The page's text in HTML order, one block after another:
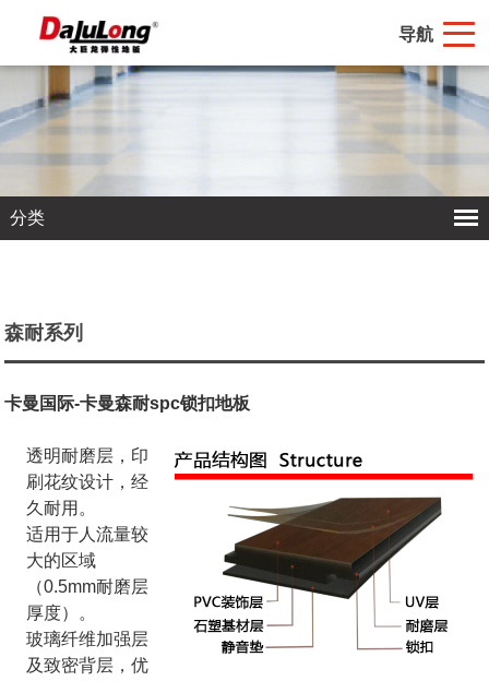
导航
分类
森耐系列
卡曼国际-卡曼森耐spc锁扣地板
透明耐磨层，印
刷花纹设计，经
久耐用。
适用于人流量较
大的区域
（0.5mm耐磨层
厚度）。
玻璃纤维加强层
及致密背层，优